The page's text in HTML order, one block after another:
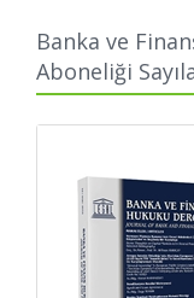
around the globe.
Banka ve
Aboneliği